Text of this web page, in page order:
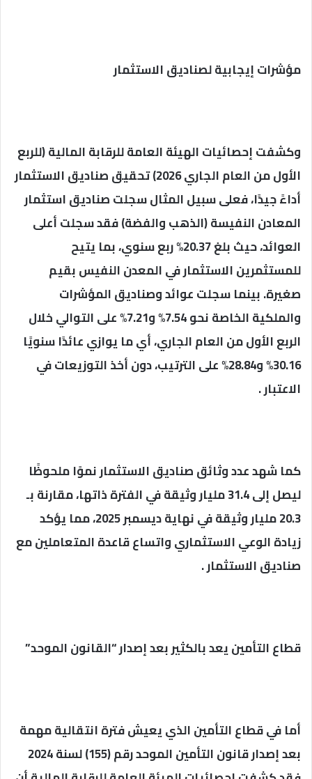
مؤشرات إيجابية لصناديق الاستثمار
وكشفت إحصائيات الهيئة العامة للرقابة المالية (للربع
الأول من العام الجاري 2026) تحقيق صناديق الاستثمار
أداءً جيدًا، فعلى سبيل المثال سجلت صناديق استثمار
المعادن النفيسة (الذهب والفضة) فقد سجلت أعلى
العوائد، حيث بلغ 20.37% ربع سنوي، بما يتيح
للمستثمرين الاستثمار في المعدن النفيس بقيم
صغيرة. بينما سجلت عوائد وصناديق المؤشرات
والملكية الخاصة نحو 7.54% و7.21% على التوالي خلال
الربع الأول من العام الجاري، أي ما يوازي عائدًا سنويًا
30.16% و28.84% على الترتيب، دون أخذ التوزيعات في
الاعتبار .
كما شهد عدد وثائق صناديق الاستثمار نموًا ملحوظًا
ليصل إلى 31.4 مليار وثيقة في الفترة ذاتها، مقارنة بـ
20.3 مليار وثيقة في نهاية ديسمبر 2025، مما يؤكد
زيادة الوعي الاستثماري واتساع قاعدة المتعاملين مع
صناديق الاستثمار .
قطاع التأمين يعد بالكثير بعد إصدار “القانون الموحد”
أما في قطاع التأمين الذي يعيش فترة انتقالية مهمة
بعد إصدار قانون التأمين الموحد رقم (155) لسنة 2024